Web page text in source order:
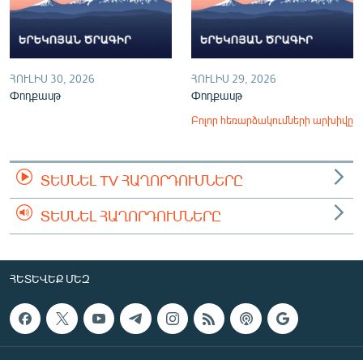
ՀՈՒԼԻՍ 30, 2026
Փոդքասթ
ՀՈՒԼԻՍ 29, 2026
Փոդքասթ
Բոլոր հեռարձակումների արխիվը
ՏԵՍՆԵԼ TV ՀԱՂՈՐԴՈՒՄՆԵՐԸ
ՏԵՍՆԵԼ ՀԱՂՈՐԴՈՒՄՆԵՐԸ
ՀԵՏԵՎԵՔ ՄԵԶ